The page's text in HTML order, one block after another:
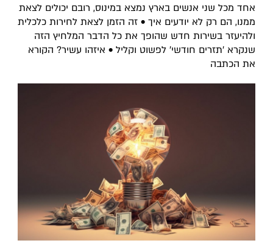
אחד מכל שני אנשים בארץ נמצא במינוס, רובם יכולים לצאת
ממנו, הם רק לא יודעים איך • זה הזמן לצאת לחירות כלכלית
ולהיעזר בשירות חדש שהופך את כל הדבר המלחיץ הזה
שנקרא 'תזרים חודשי' לפשוט וקליל • איזהו עשיר? הקורא
את הכתבה